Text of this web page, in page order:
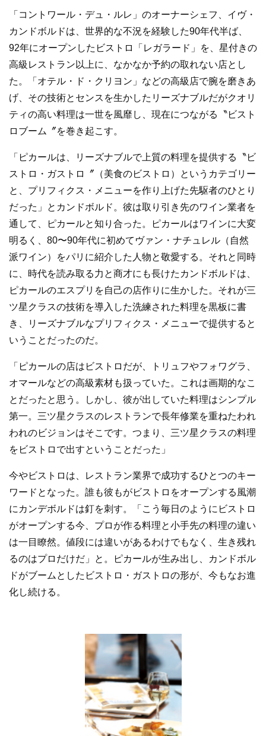
「コントワール・デュ・ルレ」のオーナーシェフ、イヴ・
カンドボルドは、世界的な不況を経験した90年代半ば、
92年にオープンしたビストロ「レガラード」を、星付きの
高級レストラン以上に、なかなか予約の取れない店とし
た。「オテル・ド・クリヨン」などの高級店で腕を磨きあ
げ、その技術とセンスを生かしたリーズナブルだがクオリ
ティの高い料理は一世を風靡し、現在につながる〝ビスト
ロブーム〞を巻き起こす。
「ピカールは、リーズナブルで上質の料理を提供する〝ビ
ストロ・ガストロ〞（美食のビストロ）というカテゴリー
と、プリフィクス・メニューを作り上げた先駆者のひとり
だった」とカンドボルド。彼は取り引き先のワイン業者を
通して、ピカールと知り合った。ピカールはワインに大変
明るく、80〜90年代に初めてヴァン・ナチュレル（自然
派ワイン）をパリに紹介した人物と敬愛する。それと同時
に、時代を読み取る力と商才にも長けたカンドボルドは、
ピカールのエスプリを自己の店作りに生かした。それが三
ツ星クラスの技術を導入した洗練された料理を黒板に書
き、リーズナブルなプリフィクス・メニューで提供すると
いうことだったのだ。
「ピカールの店はビストロだが、トリュフやフォワグラ、
オマールなどの高級素材も扱っていた。これは画期的なこ
とだったと思う。しかし、彼が出していた料理はシンプル
第一。三ツ星クラスのレストランで長年修業を重ねたわれ
われのビジョンはそこです。つまり、三ツ星クラスの料理
をビストロで出すということだった」
今やビストロは、レストラン業界で成功するひとつのキー
ワードとなった。誰も彼もがビストロをオープンする風潮
にカンデボルドは釘を刺す。「こう毎日のようにビストロ
がオープンする今、プロが作る料理と小手先の料理の違い
は一目瞭然。値段には違いがあるわけでもなく、生き残れ
るのはプロだけだ」と。ピカールが生み出し、カンドボル
ドがブームとしたビストロ・ガストロの形が、今もなお進
化し続ける。